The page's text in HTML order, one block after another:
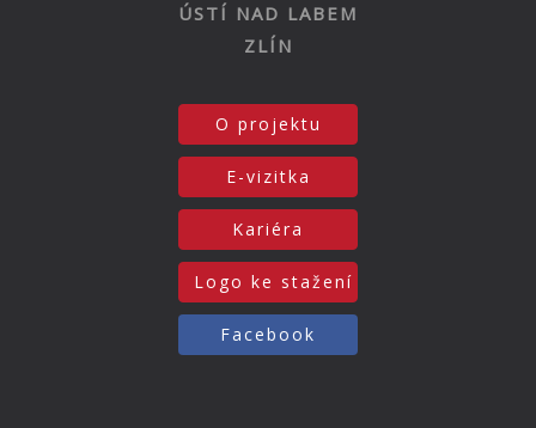
ÚSTÍ NAD LABEM
ZLÍN
O projektu
E-vizitka
Kariéra
Logo ke stažení
Facebook